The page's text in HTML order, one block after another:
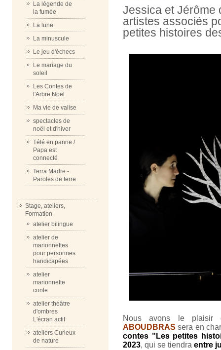
La légende de
la fumée
La lune
La minuscule
Le jeu d'échecs
Le mariage du
soleil
Les Contes de
l'Arbre Noël
Ma vie de valise
spectacles de
noël et d'hiver
Télé en panne /
Papa est
connecté
Terra Madre -
Paroles de terre
Stage, ateliers,
Formation
atelier bilingue
atelier de
marionnettes
pour personnes
handicapées
atelier
marionnette
conte
atelier théâtre
d'ombres
L'écran actif
ateliers Curieux
de nature
Jessica et Jérôme
artistes associés
petites histoires
Nous avons le plaisir
ABOUDBRASsera en
contes "Les petites
2023, qui se tiendra entre